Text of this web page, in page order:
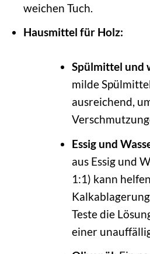
weichen Tuch.
Hausmittel für Holz:
Spülmittel und
milde
ausreichend,
Essig und
aus Essig und
1:1) kann
Teste die
einer